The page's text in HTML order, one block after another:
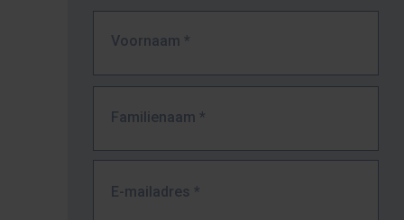
Voornaam *
Familienaam *
E-mailadres *